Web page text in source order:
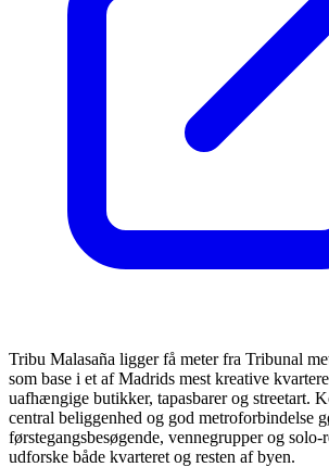
Tribu Malasaña ligger få meter fra Tribunal
som base i et af Madrids mest kreative
uafhængige butikker, tapasbarer og streetart.
central beliggenhed og god metroforbindelse
førstegangsbesøgende, vennegrupper og solo-
udforske både kvarteret og resten af byen.